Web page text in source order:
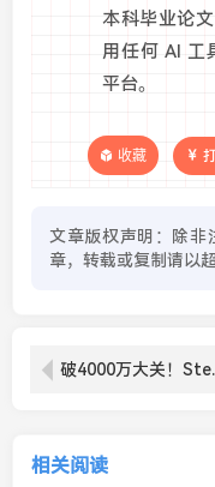
本科毕业论
用任何 AI 工
平台。
收藏
文章版权声明：除非
章，转载或复制请以
破4000万
相关阅读